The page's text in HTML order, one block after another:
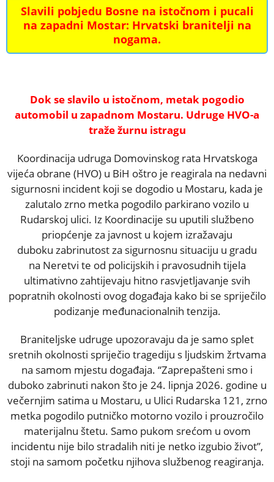
Slavili pobjedu Bosne na istočnom i pucali
na zapadni Mostar: Hrvatski branitelji na
nogama.
Dok se slavilo u istočnom, metak pogodio
automobil u zapadnom Mostaru. Udruge HVO-a
traže žurnu istragu
Koordinacija udruga Domovinskog rata Hrvatskoga
vijeća obrane (HVO) u BiH oštro je reagirala na nedavni
sigurnosni incident koji se dogodio u Mostaru, kada je
zalutalo zrno metka pogodilo parkirano vozilo u
Rudarskoj ulici. Iz Koordinacije su uputili službeno
priopćenje za javnost u kojem izražavaju
duboku zabrinutost za sigurnosnu situaciju u gradu
na Neretvi te od policijskih i pravosudnih tijela
ultimativno zahtijevaju hitno rasvjetljavanje svih
popratnih okolnosti ovog događaja kako bi se spriječilo
podizanje međunacionalnih tenzija.
Braniteljske udruge upozoravaju da je samo splet
sretnih okolnosti spriječio tragediju s ljudskim žrtvama
na samom mjestu događaja. “Zaprepašteni smo i
duboko zabrinuti nakon što je 24. lipnja 2026. godine u
večernjim satima u Mostaru, u Ulici Rudarska 121, zrno
metka pogodilo putničko motorno vozilo i prouzročilo
materijalnu štetu. Samo pukom srećom u ovom
incidentu nije bilo stradalih niti je netko izgubio život”,
stoji na samom početku njihova službenog reagiranja.